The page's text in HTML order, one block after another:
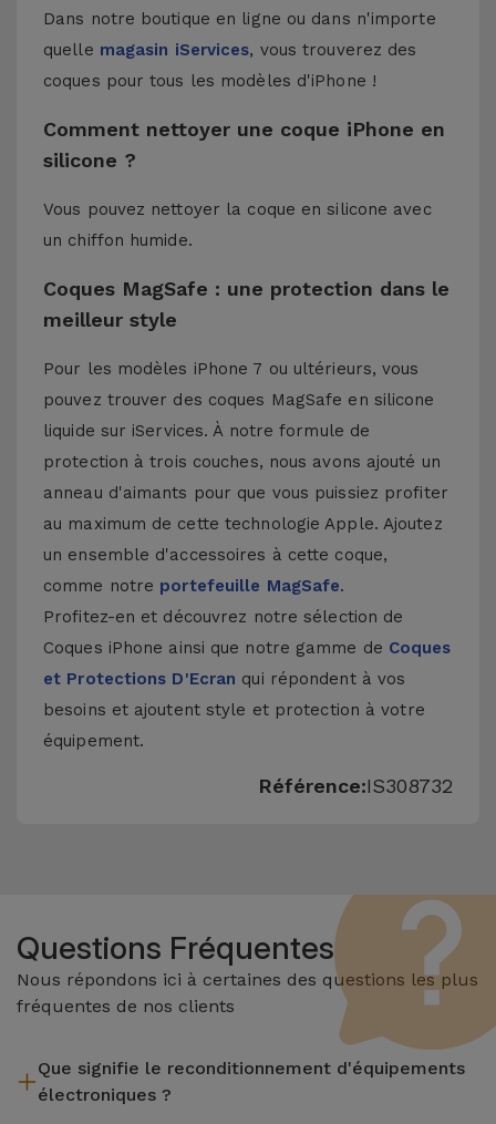
Dans notre boutique en ligne ou dans n'importe
quelle magasin iServices, vous trouverez des
coques pour tous les modèles d'iPhone !
Comment nettoyer une coque iPhone en
silicone ?
Vous pouvez nettoyer la coque en silicone avec
un chiffon humide.
Coques MagSafe : une protection dans le
meilleur style
Pour les modèles iPhone 7 ou ultérieurs, vous
pouvez trouver des coques MagSafe en silicone
liquide sur iServices. À notre formule de
protection à trois couches, nous avons ajouté un
anneau d'aimants pour que vous puissiez profiter
au maximum de cette technologie Apple. Ajoutez
un ensemble d'accessoires à cette coque,
comme notre portefeuille MagSafe.
Profitez-en et découvrez notre sélection de
Coques iPhone ainsi que notre gamme de Coques
et Protections D'Ecran qui répondent à vos
besoins et ajoutent style et protection à votre
équipement.
Référence:IS308732
Questions Fréquentes
Nous répondons ici à certaines des questions les plus
fréquentes de nos clients
Que signifie le reconditionnement d'équipements
électroniques ?